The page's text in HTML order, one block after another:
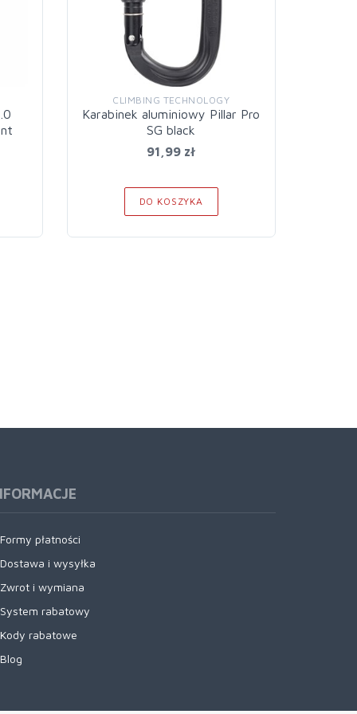
CLIMBING TECHNOLOGY
Karabinek aluminiowy Pillar Pro
SG black
91,99 zł
DO KOSZYKA
Formy płatności
Dostawa i wysyłka
Zwrot i wymiana
System rabatowy
Kody rabatowe
Blog